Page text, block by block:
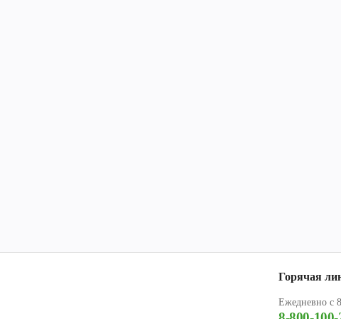
Горячая
Ежедневно с